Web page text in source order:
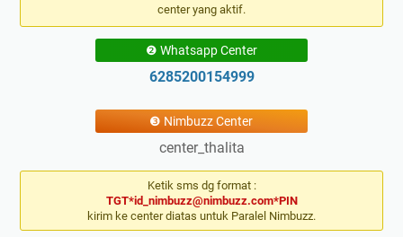
center yang aktif.
❷ Whatsapp Center
6285200154999
❸ Nimbuzz Center
center_thalita
Ketik sms dg format :
TGT*id_nimbuzz@nimbuzz.com*PIN
kirim ke center diatas untuk Paralel Nimbuzz.